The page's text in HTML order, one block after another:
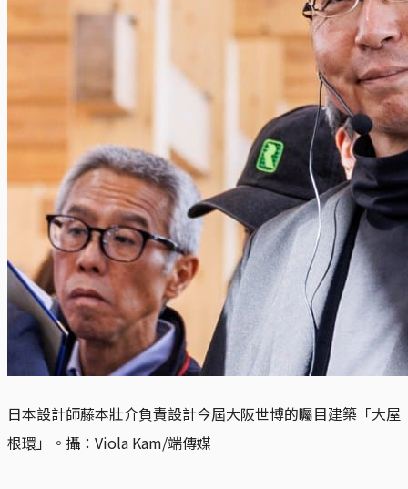
日本設計師藤本壯介負責設計今屆大阪世博的矚目建築「大屋
根環」。攝：Viola Kam/端傳媒